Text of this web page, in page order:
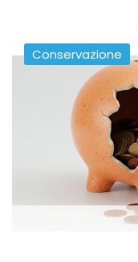
Conservazione